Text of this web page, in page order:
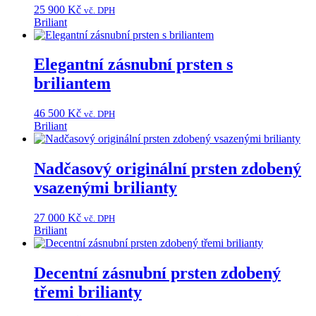
25 900 Kč vč. DPH
Briliant
This
has
multiple
variants.
options
may
be
on
the
product
page
Elegantní zásnubní prsten s
briliantem
46 500 Kč vč. DPH
Briliant
This
has
multiple
variants.
options
may
be
chosen
on
the
product
page
Nadčasový originální prsten zdobený
vsazenými brilianty
27 000 Kč vč. DPH
Briliant
This
has
multiple
variants.
Decentní zásnubní prsten zdobený
třemi brilianty